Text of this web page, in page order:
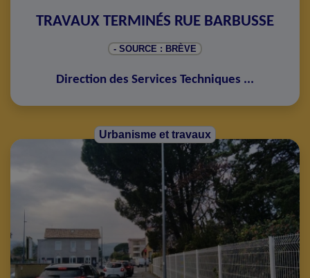
TRAVAUX TERMINÉS RUE BARBUSSE
- SOURCE : BRÈVE
Direction des Services Techniques ...
Urbanisme et travaux